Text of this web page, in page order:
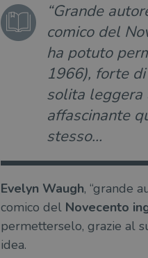
“Grande
comico del
ha potuto
1966), forte
solita leggera
affascinante
stesso…
Evelyn Waugh, “grande
comico delNovecento
permetterselo, grazie al
idea.